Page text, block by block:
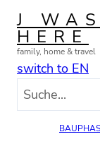
Zum
Inhalt
springen
J WAS
HERE
family, home & travel
switch to EN